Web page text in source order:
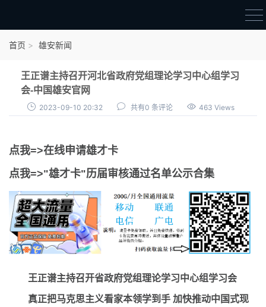
审核通过公示
首页 雄安新闻
王正谱主持召开河北省政府党组理论学习中心组学习
会-中国雄安官网
2023-09-10 20:32 共有0 条评论 463 Views
点我=>在线申请雄才卡
点我=>"雄才卡"历届审核通过名单公示合集
王正谱主持召开省政府党组理论学习中心组学习会
真正把马克思主义看家本领学到手 加快推动中国式现